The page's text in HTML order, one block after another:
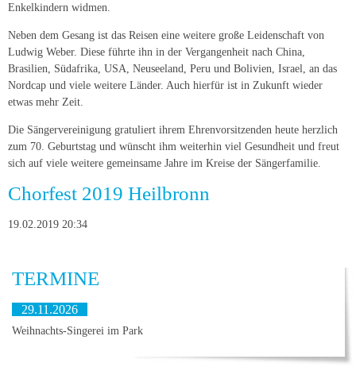
Enkelkindern widmen.
Neben dem Gesang ist das Reisen eine weitere große Leidenschaft von
Ludwig Weber. Diese führte ihn in der Vergangenheit nach China,
Brasilien, Südafrika, USA, Neuseeland, Peru und Bolivien, Israel, an das
Nordcap und viele weitere Länder. Auch hierfür ist in Zukunft wieder
etwas mehr Zeit.
Die Sängervereinigung gratuliert ihrem Ehrenvorsitzenden heute herzlich
zum 70. Geburtstag und wünscht ihm weiterhin viel Gesundheit und freut
sich auf viele weitere gemeinsame Jahre im Kreise der Sängerfamilie.
Chorfest 2019 Heilbronn
19.02.2019 20:34
TERMINE
29.11.2026
Weihnachts-Singerei im Park